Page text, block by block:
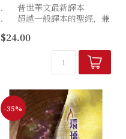
． 普世華文最新譯本
． 超越一般譯本的聖經，兼
． 以現代漢語清楚表達聖經
$24.00
-35%